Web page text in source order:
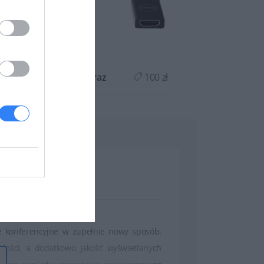
zł
Kup teraz 100 zł
w zupełnie nowy sposób.
a dodatkowo jakość wyświetlanych